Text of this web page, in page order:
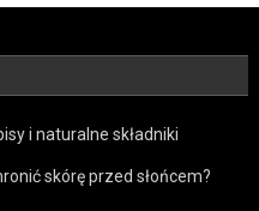
i naturalne składniki
skórę przed słońcem?